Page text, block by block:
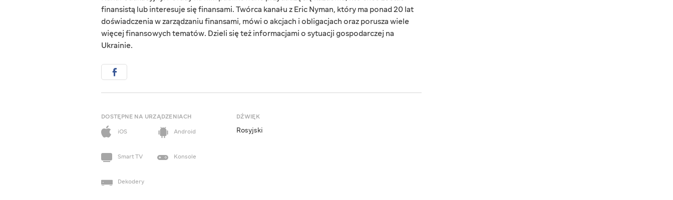
finansistą lub interesuje się finansami. Twórca kanału z Eric Nyman, który ma ponad 20 lat
doświadczenia w zarządzaniu finansami, mówi o akcjach i obligacjach oraz porusza wiele
więcej finansowych tematów. Dzieli się też informacjami o sytuacji gospodarczej na
Ukrainie.
DOSTĘPNE NA URZĄDZENIACH
iOS
Android
Smart TV Konsole
Dekodery
DŹWIĘK
Rosyjski